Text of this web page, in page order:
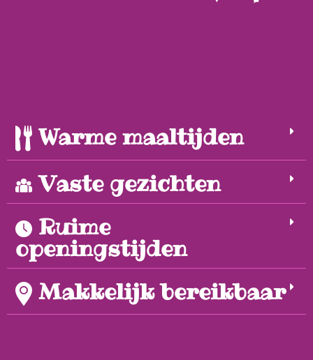
Warme maaltijden
Vaste gezichten
Ruime
openingstijden
Makkelijk bereikbaar